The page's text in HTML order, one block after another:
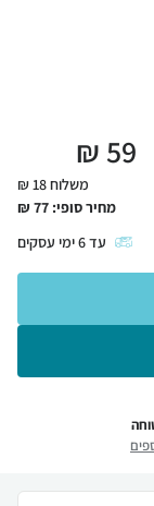
59
₪
משלוח 18 ₪
מחיר סופי: 77
₪
עד6ימי עסקים